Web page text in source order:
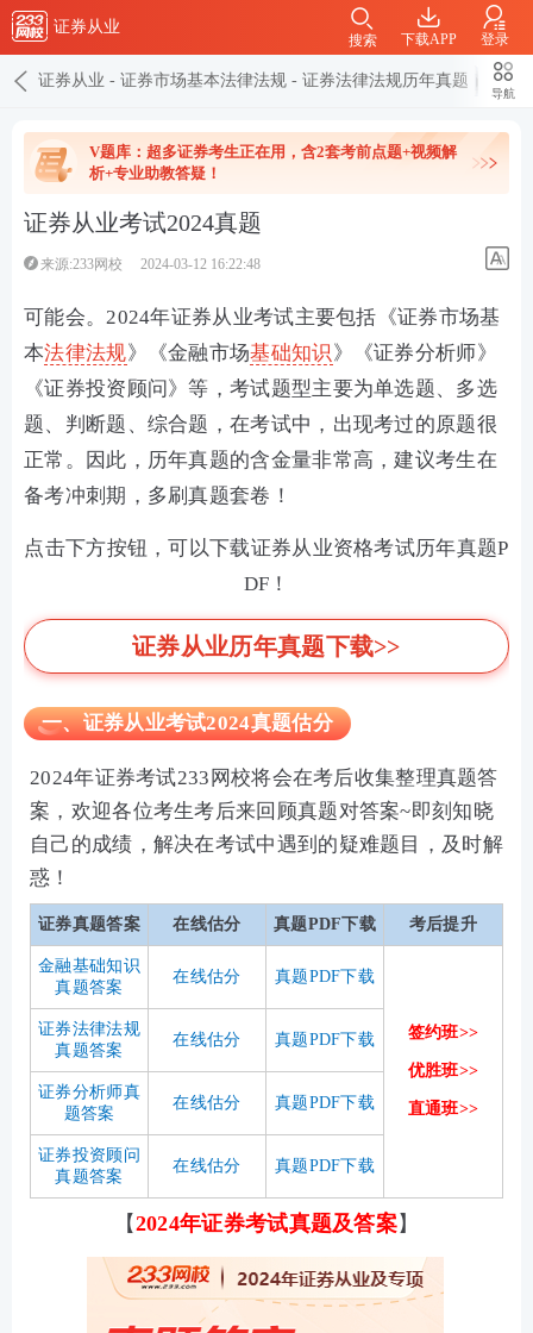
证券从业
下载APP 登录
搜索
证券从业 - 证券市场基本法律法规 - 证券法律法规历年真题
导航
V题库：超多证券考生正在用，含2套考前点题+视频解
析+专业助教答疑！
证券从业考试2024真题
来源:233网校 2024-03-12 16:22:48
可能会。2024年证券从业考试主要包括《证券市场基
本法律法规》《金融市场基础知识》《证券分析师》
《证券投资顾问》等，考试题型主要为单选题、多选
题、判断题、综合题，在考试中，出现考过的原题很
正常。因此，历年真题的含金量非常高，建议考生在
备考冲刺期，多刷真题套卷！
点击下方按钮，可以下载证券从业资格考试历年真题P
DF！
证券从业历年真题下载>>
一、证券从业考试2024真题估分
2024年证券考试233网校将会在考后收集整理真题答
案，欢迎各位考生考后来回顾真题对答案~即刻知晓
自己的成绩，解决在考试中遇到的疑难题目，及时解
惑！
证券真题答案 在线估分 真题PDF下载 考后提升
金融基础知识
真题答案
在线估分 真题PDF下载
签约班>>
优胜班>>
直通班>>
证券法律法规
真题答案
在线估分 真题PDF下载
证券分析师真
题答案
在线估分 真题PDF下载
证券投资顾问
真题答案
在线估分 真题PDF下载
【2024年证券考试真题及答案】